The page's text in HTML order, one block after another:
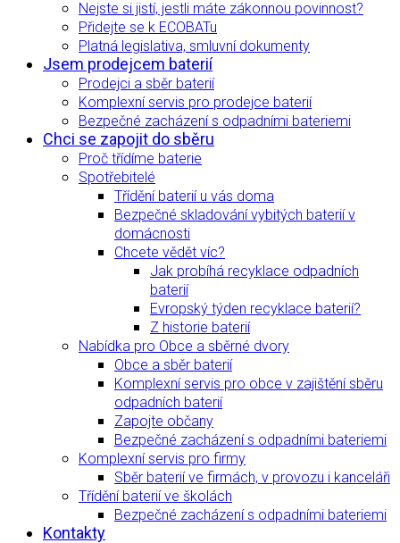
Nejste si jistí, jestli máte zákonnou povinnost?
Přidejte se k ECOBATu
Platná legislativa, smluvní dokumenty
Jsem prodejcem baterií
Prodejci a sběr baterií
Komplexní servis pro prodejce baterií
Bezpečné zacházení s odpadními bateriemi
Chci se zapojit do sběru
Proč třídíme baterie
Spotřebitelé
Třídění baterií u vás doma
Bezpečné skladování vybitých baterií v
domácnosti
Chcete vědět víc?
Jak probíhá recyklace odpadních
baterií
Evropský týden recyklace baterií?
Z historie baterií
Nabídka pro Obce a sběrné dvory
Obce a sběr baterií
Komplexní servis pro obce v zajištění sběru
odpadních baterií
Zapojte občany
Bezpečné zacházení s odpadními bateriemi
Komplexní servis pro firmy
Sběr baterií ve firmách, v provozu i kanceláři
Třídění baterií ve školách
Bezpečné zacházení s odpadními bateriemi
Kontakty